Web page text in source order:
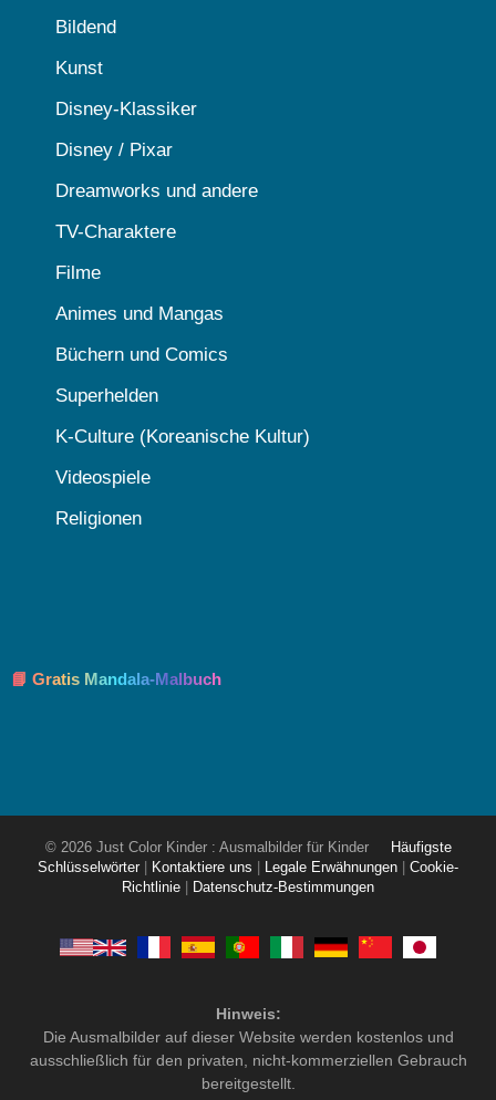
Bildend
Kunst
Disney-Klassiker
Disney / Pixar
Dreamworks und andere
TV-Charaktere
Filme
Animes und Mangas
Büchern und Comics
Superhelden
K-Culture (Koreanische Kultur)
Videospiele
Religionen
📘 Gratis Mandala-Malbuch
© 2026 Just Color Kinder : Ausmalbilder für Kinder
Häufigste
Schlüsselwörter
Kontaktiere uns Legale Erwähnungen
Cookie-
Richtlinie
Datenschutz-Bestimmungen
Hinweis:
Die Ausmalbilder auf dieser Website werden kostenlos und
ausschließlich für den privaten, nicht-kommerziellen Gebrauch
bereitgestellt.